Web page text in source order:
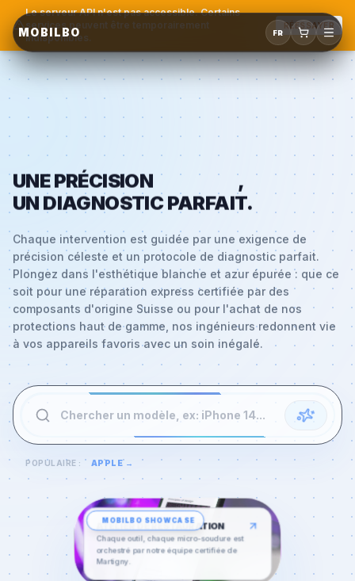
MOBILBO FR
Le serveur API n'est pas accessible. Certains
services peuvent être temporairement
indisponibles.
RÉESSAYER
UNE PRÉCISION CÉLESTE,
UN DIAGNOSTIC PARFAIT.
précision céleste et un protocole de diagnostic parfait.
Plongez dans l'esthétique blanche et azur épurée : que ce
soit pour une réparation express certifiée par des
composants d'origine Suisse ou pour l'achat de nos
protections haut de gamme, nos ingénieurs redonnent vie
à vos appareils favoris avec un soin inégalé.
Chercher un modèle, ex: iPhone 14...
POPULAIRE : APPLE→
MOBILBOSHOWCASE
ATELIER DE RESTAURATION
Chaque outil, chaque micro-soudure est
orchestré par notre équipe certifiée de
Martigny.